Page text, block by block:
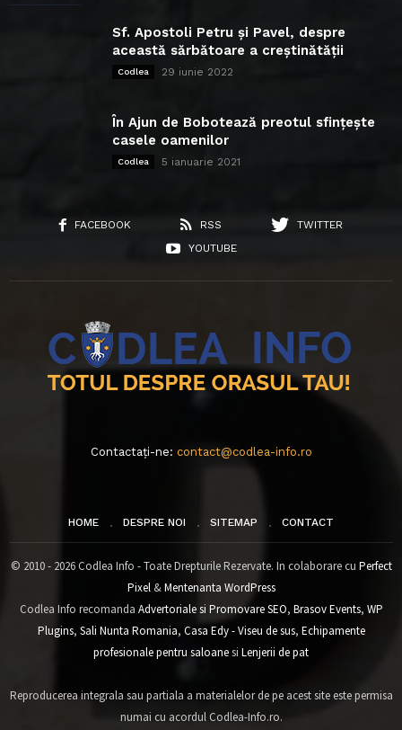
Sf. Apostoli Petru și Pavel, despre
această sărbătoare a creștinătății
Codlea 29 iunie 2022
În Ajun de Bobotează preotul sfințește
casele oamenilor
Codlea 5 ianuarie 2021
FACEBOOK RSS
TWITTER
YOUTUBE
Contactați-ne: contact@codlea-info.ro
HOME DESPRE NOI SITEMAP CONTACT
© 2010 - 2026 Codlea Info - Toate Drepturile Rezervate. In colaborare cu Perfect
Pixel&Mentenanta WordPress
Codlea Info recomanda Advertoriale si Promovare SEO, Brasov Events, WP
Plugins, Sali Nunta Romania, Casa Edy - Viseu de sus, Echipamente
profesionale pentru saloanesi Lenjerii de pat
Reproducerea integrala sau partiala a materialelor de pe acest site este permisa
numai cu acordul Codlea-Info.ro.